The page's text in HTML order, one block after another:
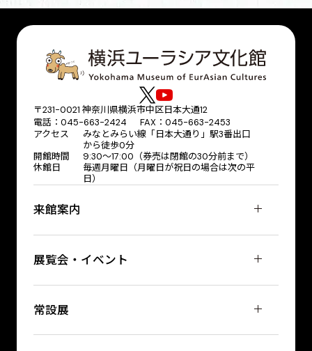
〒231-0021 神奈川県横浜市中区日本大通12
電話：045-663-2424 FAX：045-663-2453
アクセス
みなとみらい線「日本大通り」駅3番出口
から徒歩0分
開館時間
9:30～17:00（券売は閉館の30分前まで）
休館日
毎週月曜日（月曜日が祝日の場合は次の平
日）
来館案内
展覧会・イベント
常設展